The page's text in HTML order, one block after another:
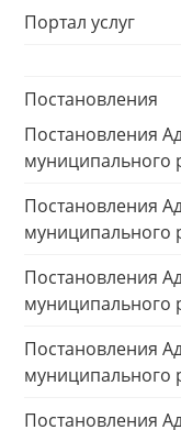
Портал услуг
Постановления
Постановления
муниципального
Постановления
муниципального
Постановления
муниципального
Постановления
муниципального
Постановления